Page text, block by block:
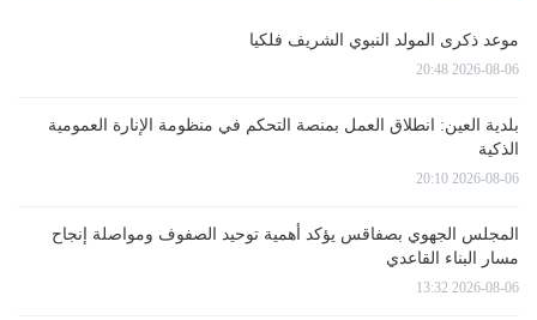
موعد ذكرى المولد النبوي الشريف فلكيا
2026-08-06 20:48
بلدية العين: انطلاق العمل بمنصة التحكم في منظومة الإنارة العمومية
الذكية
2026-08-06 20:10
المجلس الجهوي بصفاقس يؤكد أهمية توحيد الصفوف ومواصلة إنجاح
مسار البناء القاعدي
2026-08-06 13:32